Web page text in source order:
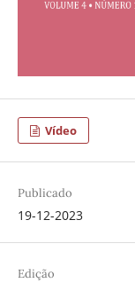
Vídeo
Publicado
19-12-2023
Edição